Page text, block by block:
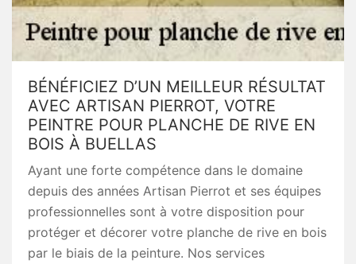
BÉNÉFICIEZ D’UN MEILLEUR RÉSULTAT
AVEC ARTISAN PIERROT, VOTRE
PEINTRE POUR PLANCHE DE RIVE EN
BOIS À BUELLAS
Ayant une forte compétence dans le domaine
depuis des années Artisan Pierrot et ses équipes
professionnelles sont à votre disposition pour
protéger et décorer votre planche de rive en bois
par le biais de la peinture. Nos services